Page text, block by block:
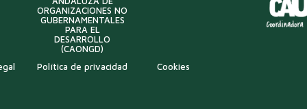
ORGANIZACIONES NO
GUBERNAMENTALES
PARA EL
DESARROLLO
(CAONGD)
Política de privacidad Cookies